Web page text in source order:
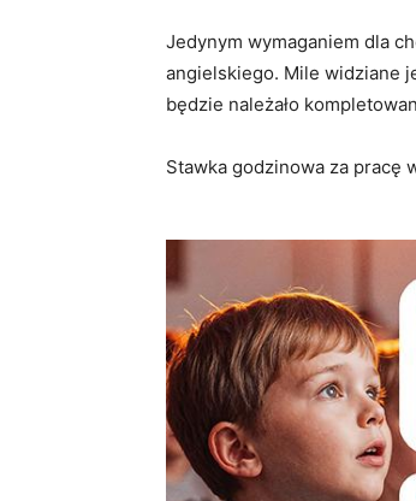
Jedynym wymaganiem dla
angielskiego. Mile widziane
będzie należało
Stawka godzinowa za pracę